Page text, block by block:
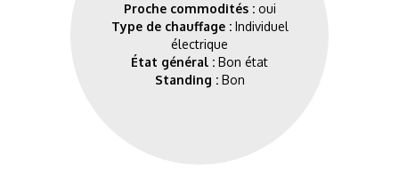
Proche commodités : oui
Type de chauffage : Individuel
électrique
État général : Bon état
Standing : Bon